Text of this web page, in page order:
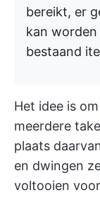
bereikt, er
kan
bestaand
Het idee is
meerdere
plaats
en dwingen
voltooien